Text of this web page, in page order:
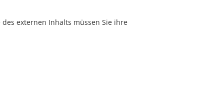
externen Inhalts müssen Sie ihre